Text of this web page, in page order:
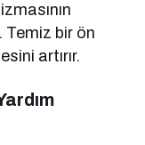
Temiz bir ön
artırır.